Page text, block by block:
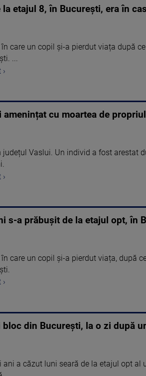
etajul 8, în București, era în
în care un copil și-a pierdut viața după
...
cu moartea de
județul Vaslui. Un individ a fost arestat
s-a prăbușit de la etajul opt, în
care un copil și-a pierdut viața, după
din București, la o zi după
ani a căzut luni seară de la etajul opt al